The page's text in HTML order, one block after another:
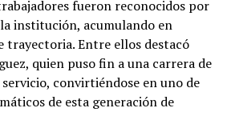
fueron reconocidos por
institución, acumulando en
trayectoria. Entre ellos destacó
quien puso fin a una carrera de
servicio, convirtiéndose en uno de
de esta generación de